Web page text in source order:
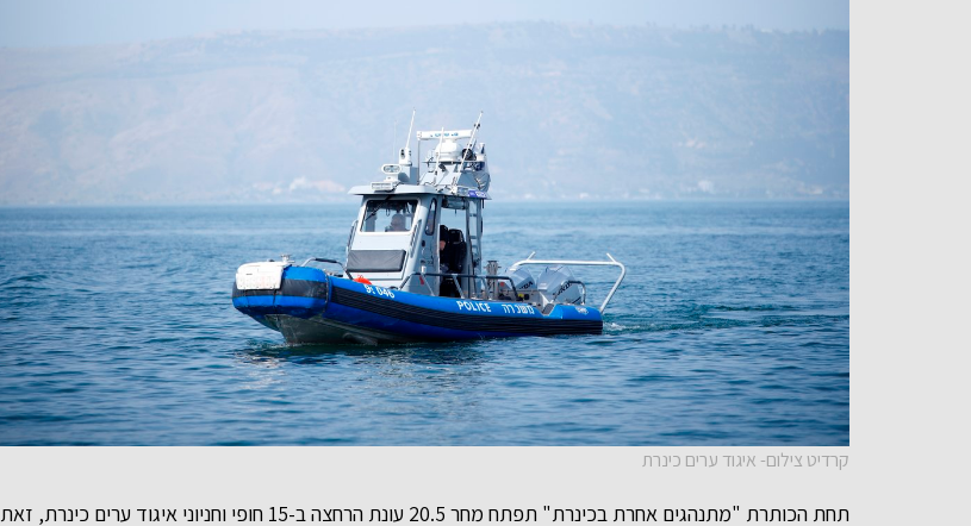
קרדיט צילום- איגוד ערים כינרת
תחת הכותרת "מתנהגים אחרת בכינרת" תפתח מחר 20.5 עונת הרחצה ב-15 חופי וחניוני איגוד ערים כינרת, זאת